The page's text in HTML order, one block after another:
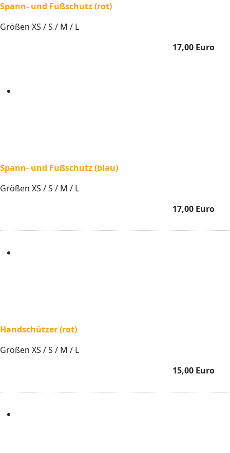
Spann- und Fußschutz (rot)
Größen XS / S / M / L
17,00 Euro
Spann- und Fußschutz (blau)
Größen XS / S / M / L
17,00 Euro
Handschützer (rot)
Größen XS / S / M / L
15,00 Euro